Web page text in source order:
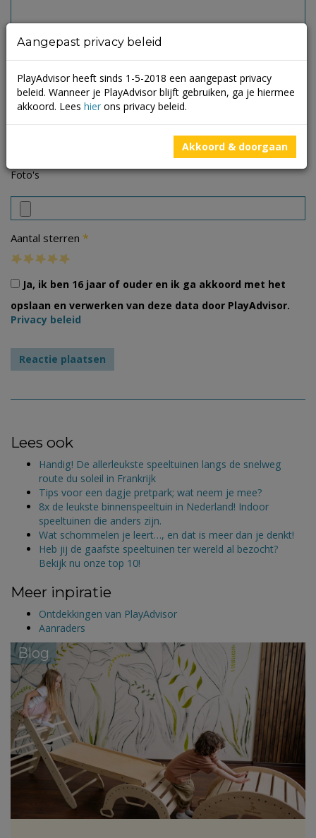
Foto's
Aantal sterren *
Ja, ik ben 16 jaar of ouder en ik ga akkoord met het
opslaan en verwerken van deze data door PlayAdvisor.
Privacy beleid
Lees ook
Handig! De allerleukste speeltuinen langs de snelweg
route du soleil in Frankrijk
Tips voor een dagje pretpark; wat neem je mee?
8x de leukste binnenspeeltuin in Nederland! Indoor
speeltuinen die anders zijn.
Wat schommelen je leert…, en dat is meer dan je denkt!
Heb jij de gaafste speeltuinen ter wereld al bezocht?
Bekijk nu onze top 10!
Meer inpiratie
Ontdekkingen van PlayAdvisor
Aanraders
Blog
Aangepast privacy beleid
PlayAdvisor heeft sinds 1-5-2018 een aangepast privacy
beleid. Wanneer je PlayAdvisor blijft gebruiken, ga je hiermee
akkoord. Lees hier ons privacy beleid.
Akkoord & doorgaan